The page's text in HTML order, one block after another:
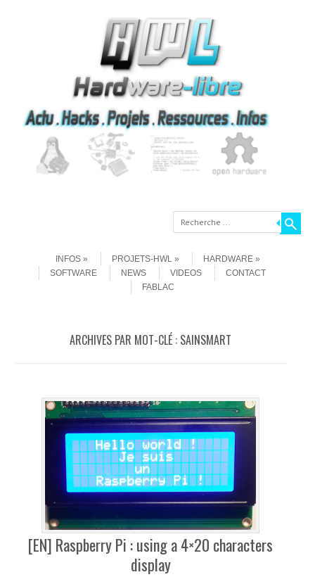
Recherche
INFOS
PROJETS-HWL
HARDWARE
SOFTWARE
NEWS VIDEOS
CONTACT
FABLAC
ARCHIVES PAR MOT-CLÉ : SAINSMART
[EN] Raspberry Pi : using a 4×20 characters
display